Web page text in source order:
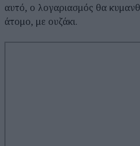
αυτό, ο λογαριασμός θα
άτομο, με ουζάκι.